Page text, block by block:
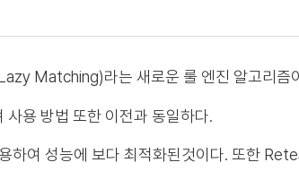
Matching)라는 새로운 룰 엔진 알고리즘
용 방법 또한 이전과 동일하다.
하여 성능에 보다 최적화된것이다. 또한